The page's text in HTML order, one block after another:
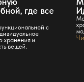
где все
с
хранения и
вещей.